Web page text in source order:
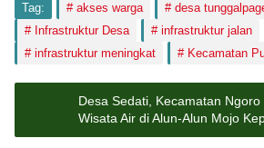
Tag: akses warga
desa
Infrastruktur Desa
infrastruktur jalan
infrastruktur meningkat
Kecamatan
Desa Sedati, Kecamatan
Wisata Air di Alun-Alun Mojo